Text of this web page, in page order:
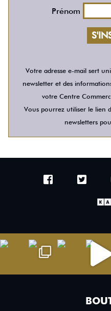
Prénom
Votre adresse e-mail sert
newsletter et des
votre Centre
Vous pourrez utiliser le lien
newsletters